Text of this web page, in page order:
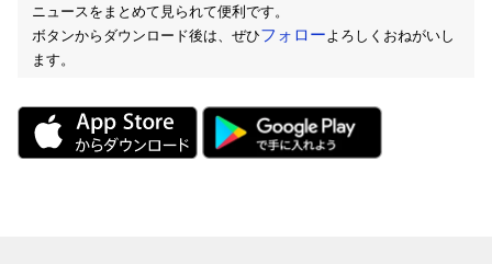
ニュースをまとめて見られて便利です。
ボタンからダウンロード後は、ぜひフォローよろしくおねがいし
ます。